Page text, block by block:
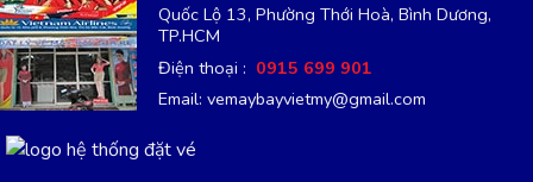
Quốc Lộ 13, Phường Thới Hoà, Bình Dương,
TP.HCM
Điện thoại : 0915 699 901
Email: vemaybayvietmy@gmail.com